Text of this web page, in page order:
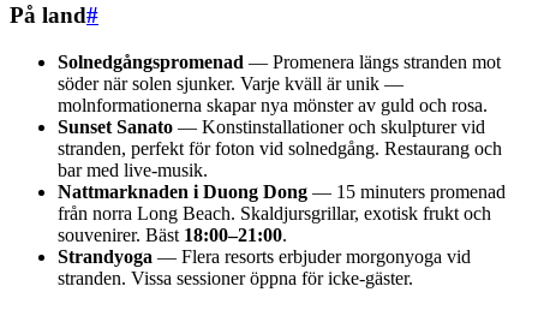
På land#
Solnedgångspromenad — Promenera längs stranden mot
söder när solen sjunker. Varje kväll är unik —
molnformationerna skapar nya mönster av guld och rosa.
Sunset Sanato — Konstinstallationer och skulpturer vid
stranden, perfekt för foton vid solnedgång. Restaurang och
bar med live-musik.
Nattmarknaden i Duong Dong — 15 minuters promenad
från norra Long Beach. Skaldjursgrillar, exotisk frukt och
souvenirer. Bäst 18:00–21:00.
Strandyoga — Flera resorts erbjuder morgonyoga vid
stranden. Vissa sessioner öppna för icke-gäster.